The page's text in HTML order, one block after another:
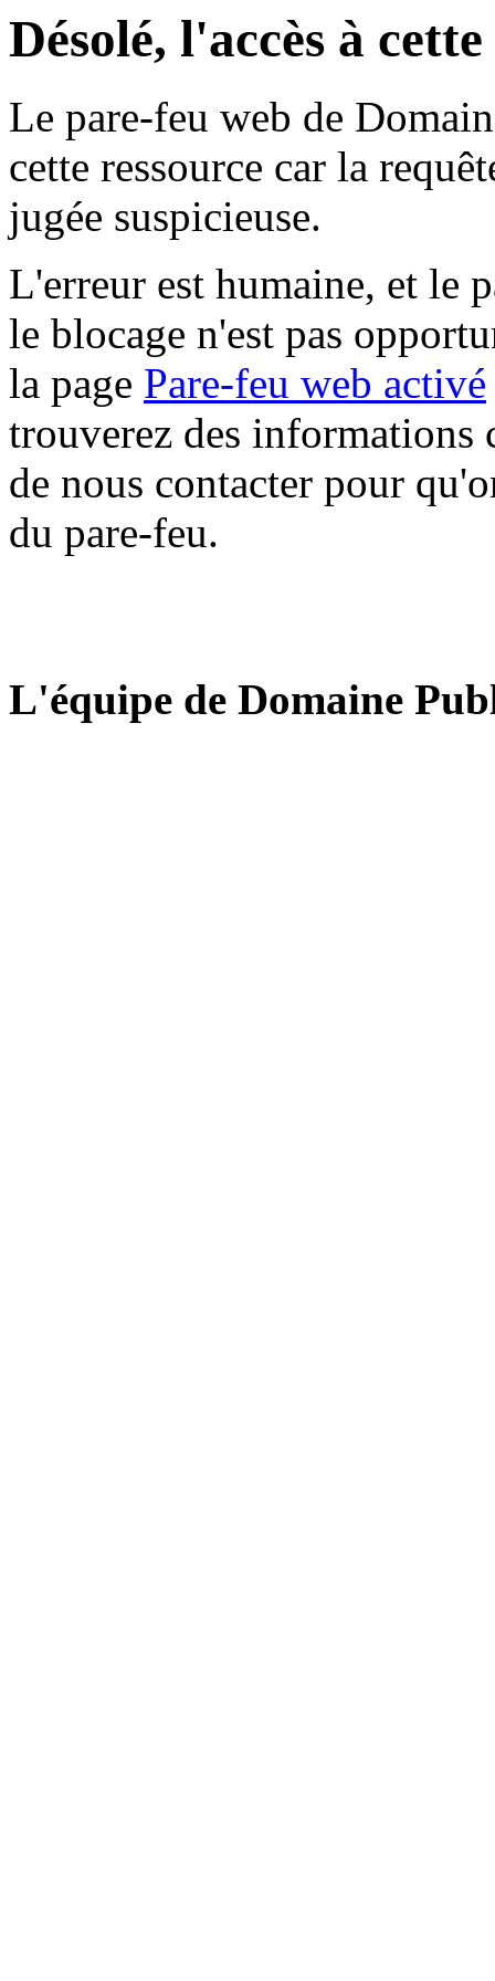
Désolé, l'accès à
Le pare-feu web de
cette ressource car la
jugée suspicieuse.
L'erreur est humaine, et le
le blocage n'est pas
la page Pare-feu web activé
trouverez des informations
de nous contacter pour
du pare-feu.
L'équipe de Domaine